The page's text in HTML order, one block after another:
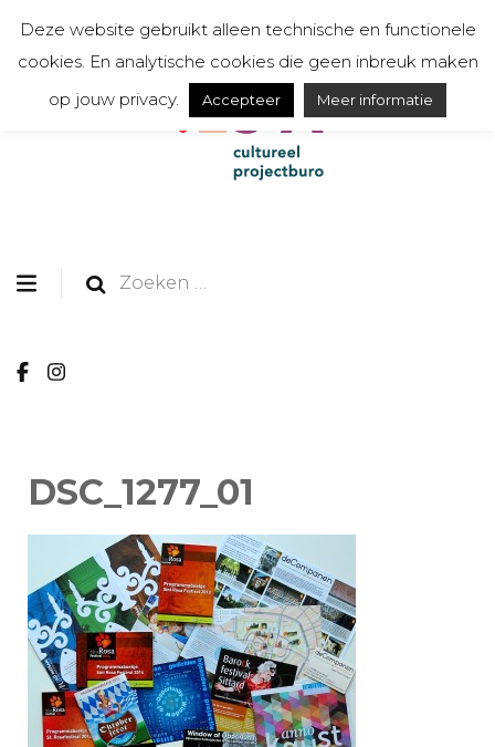
Zoeken
projectburo
DSC_1277_01
Deze website gebruikt alleen technische en functionele
cookies. En analytische cookies die geen inbreuk maken
op jouw privacy.
Accepteer Meer informatie